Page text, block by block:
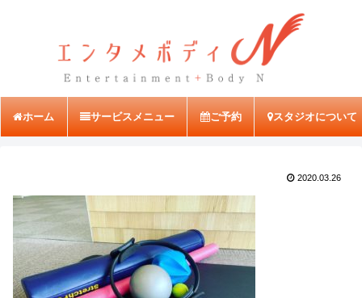
ホーム サービスメニュー ご予約 スタジオについて
2020.03.26